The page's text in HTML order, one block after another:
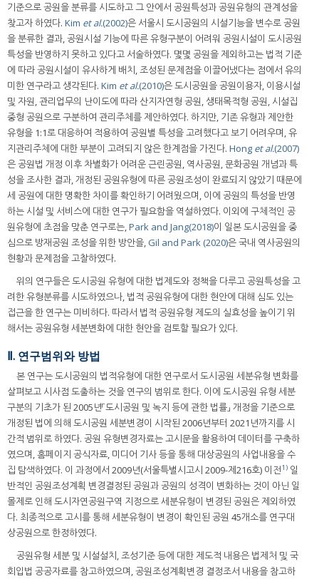
기준으로 공원을 분류를 시도하고 그 안에서 공원특성과 공원유형의 관계성을
찾고자 하였다. Kim et al.(2002)은 서울시 도시공원의 시설기능을 변수로 공원
을 분류한 결과, 공원시설 기능에 따른 유형구분이 어려워 공원시설이 도시공원
특성을 반영하지 못하고 있다고 서술하였다. 몇몇 공원을 제외하고는 법적 기준
에 따라 공원시설이 유사하게 배치, 조성된 문제점을 이끌어냈다는 점에서 유의
미한 연구라고 생각된다. Kim et al.(2010)은 도시공원을 공원이용자, 이용시설
및 자원, 관리업무의 난이도에 따라 산지자연형 공원, 생태목적형 공원, 시설집
중형 공원으로 구분하여 관리주체를 제안하였다. 하지만, 기존 유형과 제안한
유형을 1:1로 대응하여 적용하여 공원별 특성을 고려했다고 보기 어려우며, 유
지관리주체에 대한 부분이 고려되지 않은 한계점을 가진다. Hong et al.(2007)
은 공원법 개정 이후 차별화가 어려운 근린공원, 역사공원, 문화공원 개념과 특
성을 조사한 결과, 개정된 공원유형에 따른 공원조성이 완료되지 않았기 때문에
세 공원에 대한 명확한 차이를 확인하기 어려웠으며, 이에 공원의 특성을 반영
하는 시설 및 서비스에 대한 연구가 필요함을 역설하였다. 이외에 구체적인 공
원유형에 초점을 맞춘 연구로는,Park and Jang(2018)이 일본 도시공원을 중
심으로 방재공원 조성을 위한 방안을,Gil and Park (2020)은 국내 역사공원의
현황과 문제점을 고찰하였다.
위의 연구들은 도시공원 유형에 대한 법제도와 정책을 다루고 공원특성을 고
려한 유형분류를 시도하였으나, 법적 공원유형에 대한 현안에 대해 심도 있는
접근을 한 연구는 미비하다. 따라서 법적 공원유형 제도의 실효성을 높이기 위
해서는 공원유형 세분변화에 대한 현안을 검토할 필요가 있다.
Ⅱ. 연구범위와 방법
본 연구는 도시공원의 법적유형에 대한 연구로서 도시공원 세분유형 변화를
살펴보고 시사점 도출하는 것을 연구의 범위로 한다. 이에 도시공원 유형 세분
구분의 기초가 된 2005년「도시공원 및 녹지 등에 관한 법률」 개정을 기준으로
개정된 법에 의해 도시공원 세분변경이 시작된 2006년부터 2021년까지를 시
간적 범위로 하였다. 공원 유형변경자료는 고시문을 활용하여 데이터를 구축하
였으며, 홈페이지 공식자료, 미디어 기사 등을 통해 대상공원의 사업내용을 수
집 탐색하였다. 이 과정에서 2009년(서울특별시고시 2009-제216호) 이전1) 일
반적인 공원조성계획 변경결정된 공원과 공원의 성격이 변화하는 것이 아닌 일
몰제로 인해 도시자연공원구역 지정으로 세분유형이 변경된 공원은 제외하였
다. 최종적으로 고시를 통해 세분유형이 변경이 확인된 공원 45개소를 연구대
상공원으로 한정하였다.
공원유형 세분 및 시설설치, 조성기준 등에 대한 제도적 내용은 법제처 및 국
회입법 공공자료를 참고하였으며, 공원조성계획변경 결정조서 내용을 참고하